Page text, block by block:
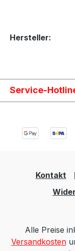
Hersteller:
Service-
Kontakt
Alle Preise
Versandkosten